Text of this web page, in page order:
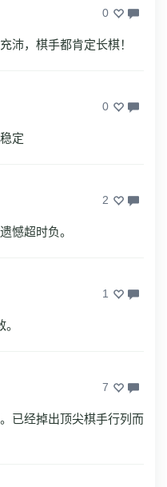
0
沛，棋手都肯定长棋！
0
定
2
憾超时负。
1
7
已经掉出顶尖棋手行列而